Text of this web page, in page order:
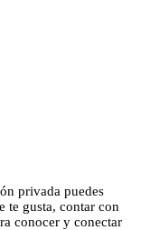
privada puedes
te gusta, contar con
conocer y conectar